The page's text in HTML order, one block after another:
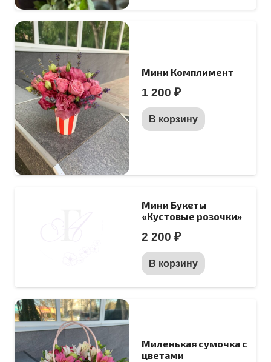
Мини Комплимент
1 200 ₽
В корзину
Мини Букеты
«Кустовые розочки»
2 200 ₽
В корзину
Миленькая сумочка с
цветами